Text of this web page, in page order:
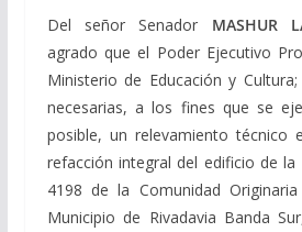
Del señor Senador MASHUR
agrado que el Poder Ejecutivo
Ministerio de Educación y
necesarias, a los fines que se
posible, un relevamiento técnico
refacción integral del edificio de la
4198 de la Comunidad
Municipio de Rivadavia Banda